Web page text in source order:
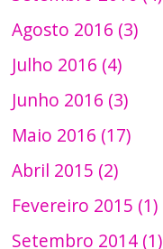
Agosto 2016 (3)
Julho 2016 (4)
Junho 2016 (3)
Maio 2016 (17)
Abril 2015 (2)
Fevereiro 2015 (1)
Setembro 2014 (1)